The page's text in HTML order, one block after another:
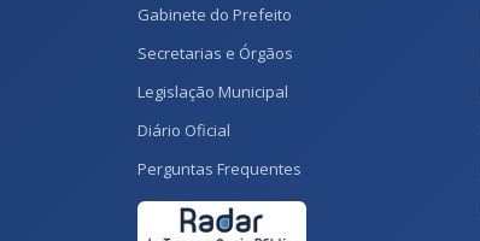
Gabinete do Prefeito
Secretarias e Órgãos
Legislação Municipal
Diário Oficial
Perguntas Frequentes